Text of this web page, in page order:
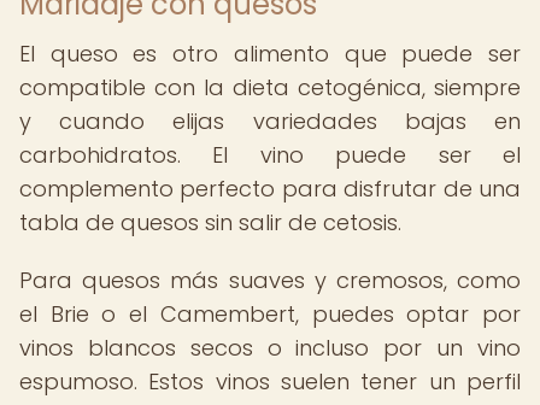
El queso es otro alimento que puede ser
compatible con la dieta cetogénica, siempre
y cuando elijas variedades bajas en
carbohidratos. El vino puede ser el
complemento perfecto para disfrutar de una
tabla de quesos sin salir de cetosis.
Para quesos más suaves y cremosos, como
el Brie o el Camembert, puedes optar por
vinos blancos secos o incluso por un vino
espumoso. Estos vinos suelen tener un perfil